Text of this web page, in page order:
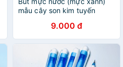
mẫu cây son kim tuyến
9.000 đ